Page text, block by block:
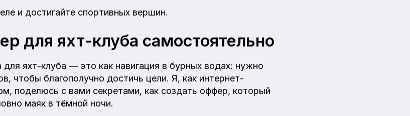
и достигайте спортивных вершин.
для яхт-клуба самостоятельно
яхт-клуба — это как навигация в бурных водах: нужно
чтобы благополучно достичь цели. Я, как интернет-
поделюсь с вами секретами, как создать оффер, который
маяк в тёмной ночи.